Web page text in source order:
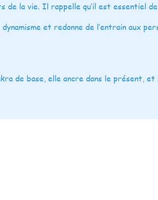
la vie. Il rappelle qu’il est essentiel de
et redonne de l’entrain aux
de base, elle ancre dans le présent, et